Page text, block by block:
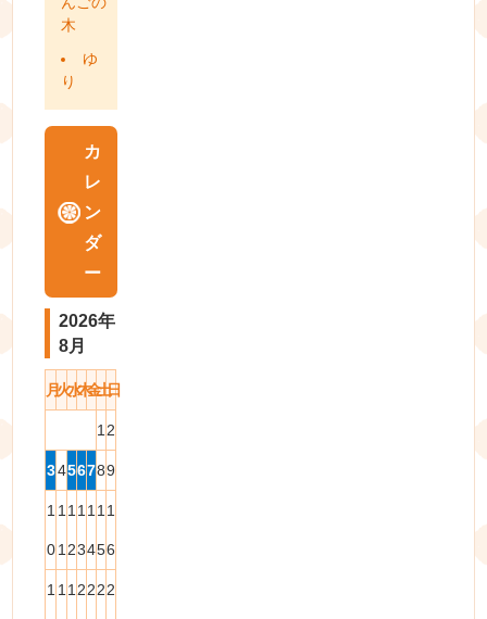
木
ゆ
り
カ
レ
ン
ダ
ー
2026年
8月
月火水木金土日
1 2
3456789
1
0
1
1
1
2
1
3
1
4
1
5
1
6
1 1 1 2222